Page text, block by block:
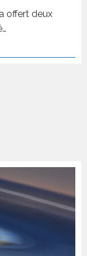
offert deux